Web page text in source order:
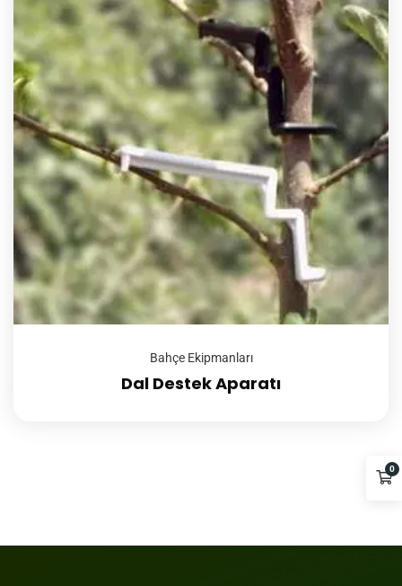
Bahçe Ekipmanları
Dal Destek Aparatı
0